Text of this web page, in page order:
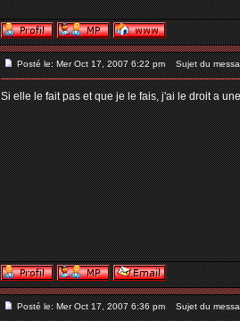
Posté le: Mer Oct 17, 2007 6:22 pm Sujet du
Si elle le fait pas et que je le fais, j'ai le droit a
Posté le: Mer Oct 17, 2007 6:36 pm Sujet du